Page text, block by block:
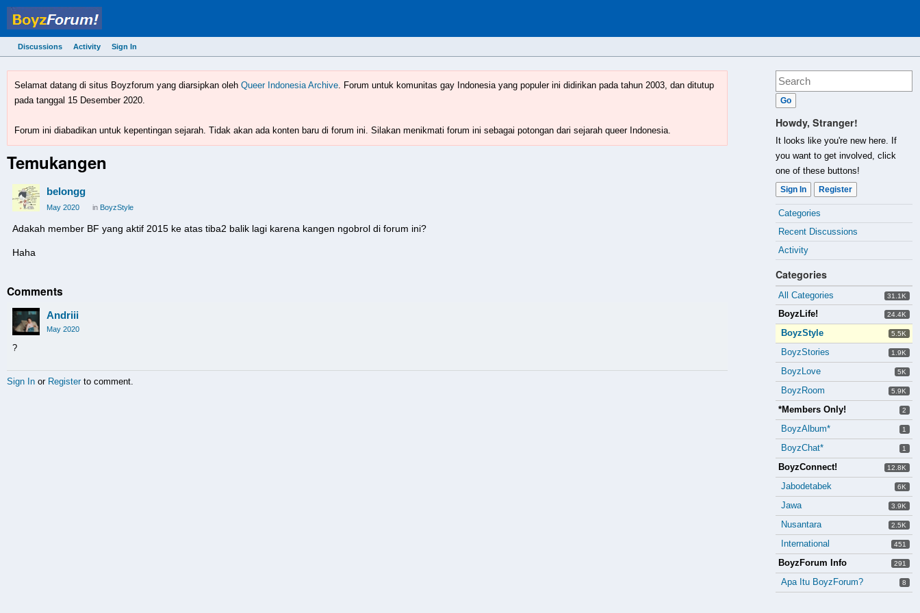
Discussions Activity Sign In
Howdy, Stranger!
It looks like you're new here. If
you want to get involved, click
one of these buttons!
Sign In Register
Quick
Links
Categories
Recent Discussions
Activity
Categories
31.1K
All Categories
24.4K
BoyzLife!
5.5K
BoyzStyle
1.9K
BoyzStories
5K
BoyzLove
5.9K
BoyzRoom
2
*Members Only!
1
BoyzAlbum*
1
BoyzChat*
12.8K
BoyzConnect!
6K
Jabodetabek
3.9K
Jawa
2.5K
Nusantara
451
International
291
BoyzForum Info
8
Apa Itu BoyzForum?
Selamat datang di situs Boyzforum yang diarsipkan oleh Queer Indonesia Archive. Forum untuk komunitas gay Indonesia yang populer ini didirikan pada tahun 2003, dan ditutup
pada tanggal 15 Desember 2020.
Forum ini diabadikan untuk kepentingan sejarah. Tidak akan ada konten baru di forum ini. Silakan menikmati forum ini sebagai potongan dari sejarah queer Indonesia.
Temukangen
belongg
May 2020 in BoyzStyle
Adakah member BF yang aktif 2015 ke atas tiba2 balik lagi karena kangen ngobrol di forum ini?
Haha
Comments
Andriii
May 2020
?
Sign In or Registerto comment.